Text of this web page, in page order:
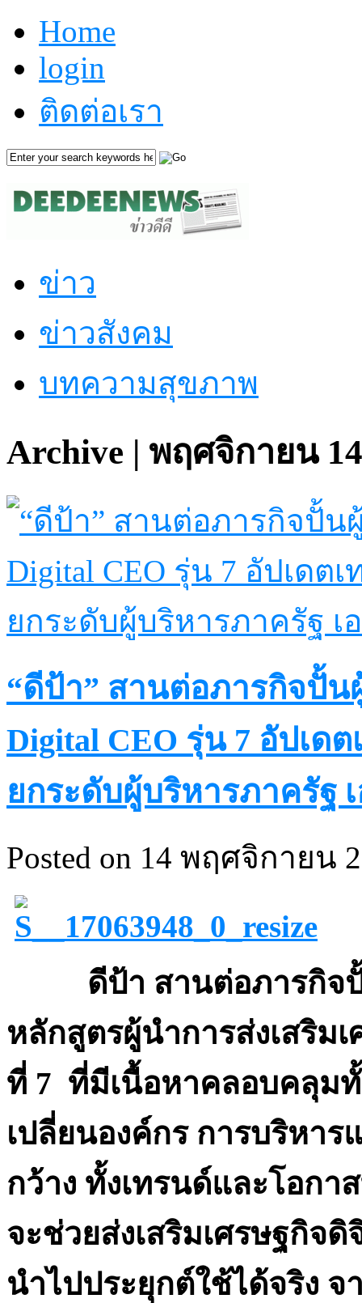
Home
login
ติดต่อเรา
ข่าว
ข่าวสังคม
บทความสุขภาพ
Archive | พฤศจิกายน
“ดีป้า” สานต่อภารกิจปั้
Digital CEO รุ่น 7 อัปเด
ยกระดับผู้บริหารภาครัฐ
Posted on 14 พฤศจิกายน
ดีป้า สานต่อภารกิจปั้
หลักสูตรผู้นำการส่งเสริม
ที่ 7 ที่มีเนื้อหาคลอบคลุม
เปลี่ยนองค์กร การบริหา
กว้าง ทั้งเทรนด์และโอก
จะช่วยส่งเสริมเศรษฐกิจ
นำไปประยุกต์ใช้ได้จริง